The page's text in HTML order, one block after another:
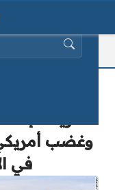
وغضب
في
البحث عن: